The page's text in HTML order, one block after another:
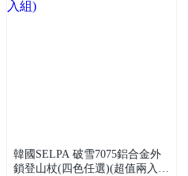
韓國SELPA 破雪7075鋁合金外
鎖登山杖(四色任選)(超值兩入